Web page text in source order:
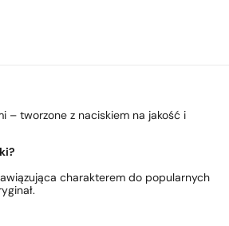
– tworzone z naciskiem na jakość i
charakterem do popularnych